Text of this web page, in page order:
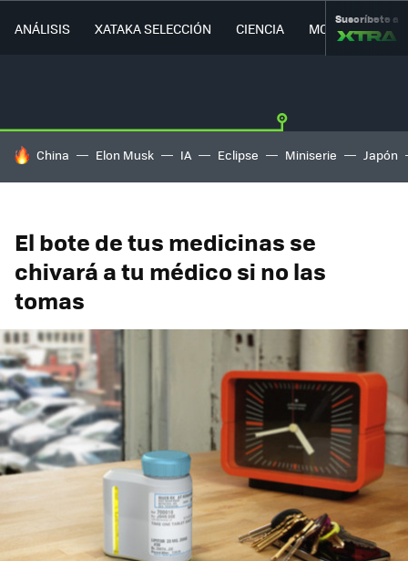
ANÁLISIS XATAKA SELECCIÓN CIENCIA MOVILIDAD
Suscríbete a
HOY SE HABLA DE
China Elon Musk IA Eclipse Miniserie Japón
El bote de tus medicinas se
chivará a tu médico si no las
tomas